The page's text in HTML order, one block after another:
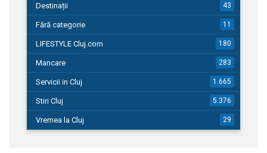
Destinații 43
Fără categorie 11
LIFESTYLE Cluj.com 180
Mancare 283
Servicii in Cluj 1.665
Stiri Cluj 5.376
Vremea la Cluj 29